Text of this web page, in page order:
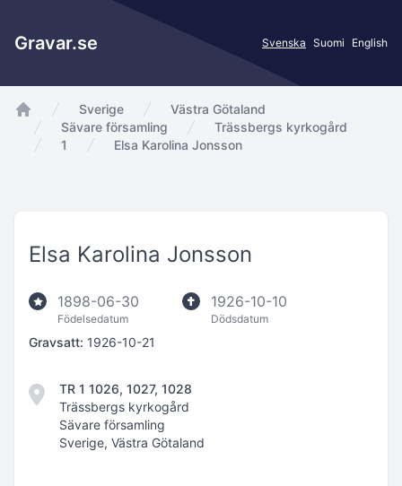
Gravar.se Svenska Suomi English
app.Start
Sverige
Västra Götaland
Sävare församling
Trässbergs kyrkogård
1
Elsa Karolina Jonsson
Elsa Karolina Jonsson
1898-06-30
Födelsedatum
1926-10-10
Dödsdatum
Gravsatt: 1926-10-21
TR 1 1026, 1027, 1028
Trässbergs kyrkogård
Sävare församling
Sverige, Västra Götaland